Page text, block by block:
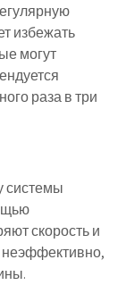
избежать
могут
раза в три
системы
скорость и
неэффективно,